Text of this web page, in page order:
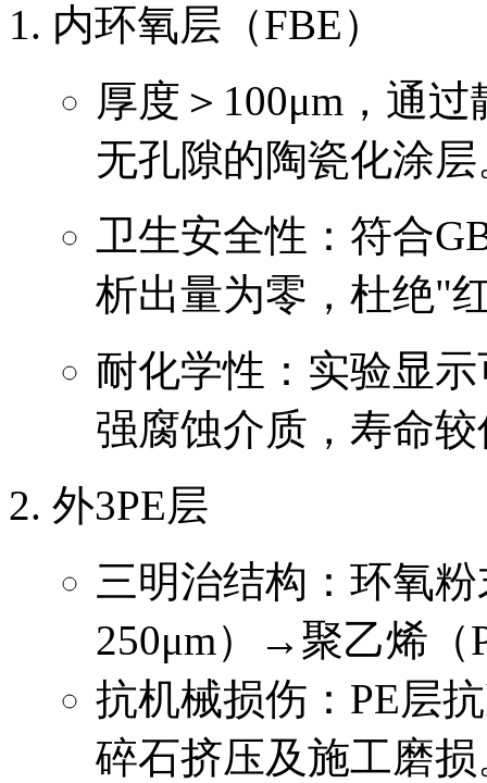
内环氧层（FBE）
厚度＞100μm，通
无孔隙的陶瓷化涂层
卫生安全性：符合
析出量为零，杜绝"
耐化学性：实验显
强腐蚀介质，寿命
外3PE层
三明治结构：环氧
250μm）→聚乙烯（
抗机械损伤：PE层
碎石挤压及施工磨损